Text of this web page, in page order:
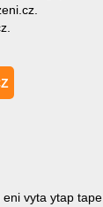
vyta ytap